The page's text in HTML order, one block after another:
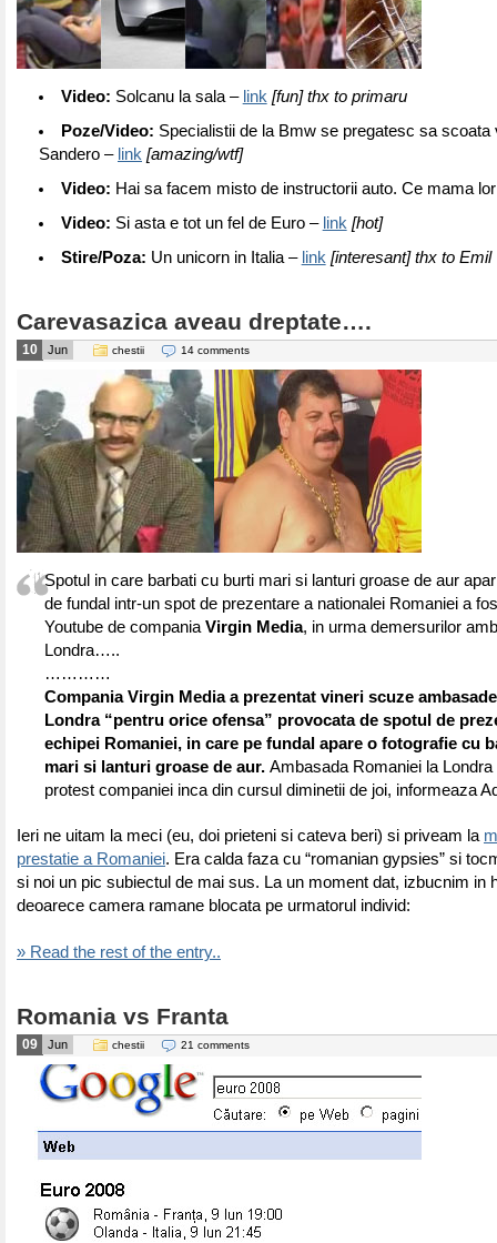
Video: Solcanu la sala – link [fun] thx to primaru
Poze/Video: Specialistii de la Bmw se pregatesc sa scoata
Sandero – link [amazing/wtf]
Video: Hai sa facem misto de instructorii auto. Ce mama
Video: Si asta e tot un fel de Euro – link [hot]
Stire/Poza: Un unicorn in Italia – link [interesant] thx to Emil
Carevasazica aveau dreptate….
10 Jun chestii 14 comments
Spotul in care barbati cu burti mari si lanturi groase de aur
de fundal intr-un spot de prezentare a nationalei Romaniei a
Youtube de compania Virgin Media, in urma demersurilor
Londra…..
…………
Compania Virgin Media a prezentat vineri scuze
Londra “pentru orice ofensa” provocata de spotul de
echipei Romaniei, in care pe fundal apare o fotografie cu
mari si lanturi groase de aur. Ambasada Romaniei la
protest companiei inca din cursul diminetii de joi, informeaza
Ieri ne uitam la meci (eu, doi prieteni si cateva beri) si priveam la
prestatie a Romaniei. Era calda faza cu “romanian gypsies” si
si noi un pic subiectul de mai sus. La un moment dat, izbucnim in
deoarece camera ramane blocata pe urmatorul individ:
» Read the rest of the entry..
Romania vs Franta
09 Jun chestii 21 comments